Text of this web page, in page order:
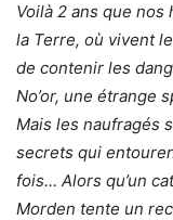
Voilà 2 ans que
la Terre, où vivent
de contenir les
No’or, une étrange
Mais les naufragés
secrets qui
fois… Alors qu’un
Morden tente un